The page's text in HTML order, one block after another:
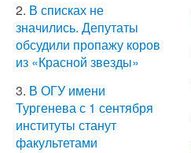
2. В списках не
значились. Депутаты
обсудили пропажу коров
из «Красной звезды»
3. В ОГУ имени
Тургенева с 1 сентября
институты станут
факультетами